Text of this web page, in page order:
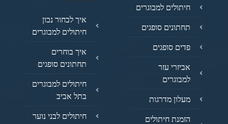
חיתולים למבוגרים
תחתונים סופגים
פדים סופגים
אביזרי עזר
למבוגרים
מעלון מדרגות
הזמנת חיתולים
איך לבחור נכון
חיתולים למבוגרים
איך בוחרים
תחתונים סופגים
חיתולים למבוגרים
בתל אביב
חיתולים לבני נוער